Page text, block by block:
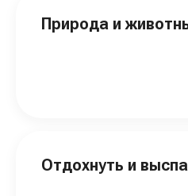
Природа и
Отдохнуть и